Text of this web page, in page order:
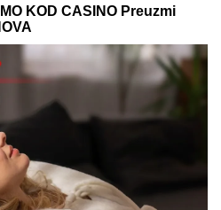
KOD CASINO Preuzmi